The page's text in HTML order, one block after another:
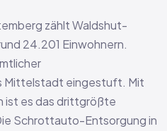
zählt Waldshut-
24.201 Einwohnern.
Mittelstadt eingestuft. Mit
ist es das drittgrößte
Schrottauto-Entsorgung in